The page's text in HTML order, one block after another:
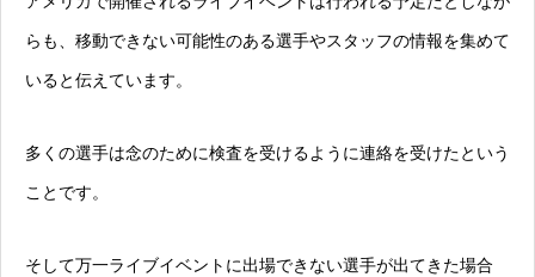
らも、移動できない可能性のある選手やスタッフの情報を集めて
いると伝えています。
多くの選手は念のために検査を受けるように連絡を受けたという
ことです。
そして万一ライブイベントに出場できない選手が出てきた場合